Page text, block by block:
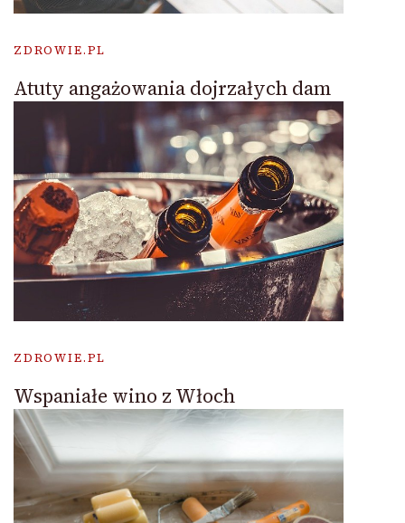
ZDROWIE.PL
Atuty angażowania dojrzałych dam
ZDROWIE.PL
Wspaniałe wino z Włoch